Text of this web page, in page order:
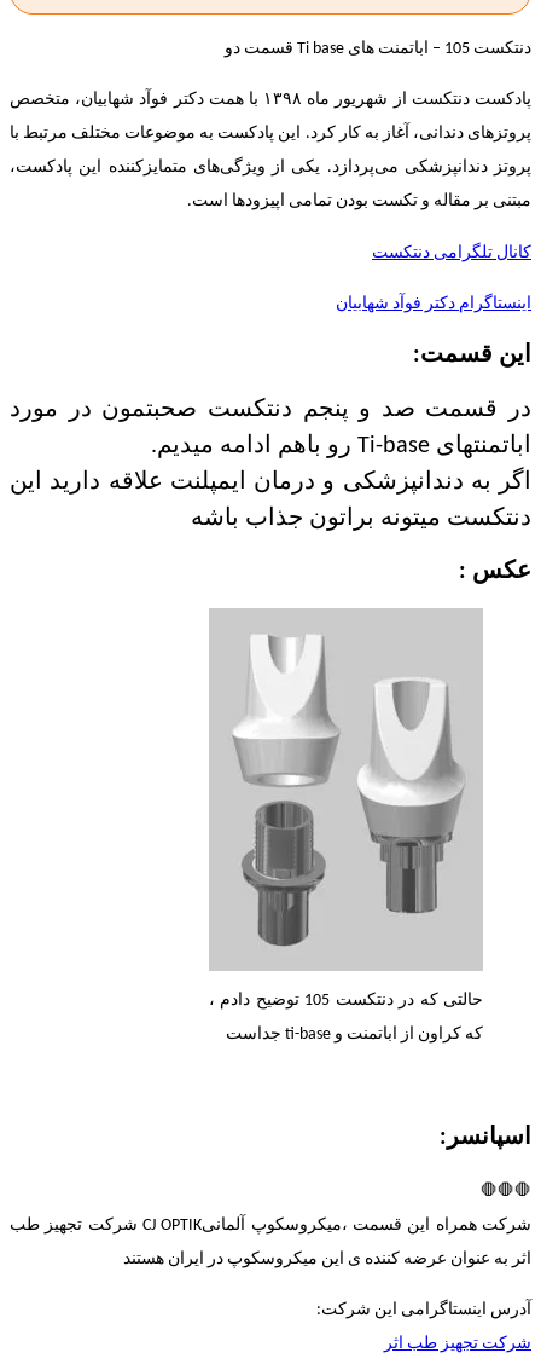
دنتکست 105 – اباتمنت های Ti base قسمت دو
پادکست دنتکست از شهریور ماه ۱۳۹۸ با همت دکتر فوآد شهابیان، متخصص
پروتزهای دندانی، آغاز به کار کرد. این پادکست به موضوعات مختلف مرتبط با
پروتز دندانپزشکی می‌پردازد. یکی از ویژگی‌های متمایزکننده این پادکست،
مبتنی بر مقاله و تکست بودن تمامی اپیزودها است.
کانال تلگرامی دنتکست
اینستاگرام دکتر فوآد شهابیان
این قسمت:
در قسمت صد و پنجم دنتکست صحبتمون در مورد
اباتمنتهای Ti-base رو باهم ادامه میدیم.
اگر به دندانپزشکی و درمان ایمپلنت علاقه دارید این
دنتکست میتونه براتون جذاب باشه
عکس :
حالتی که در دنتکست 105 توضیح دادم ،
که کراون از اباتمنت و ti-base جداست
اسپانسر:
🛑🛑🛑
شرکت همراه این قسمت ،میکروسکوپ آلمانیCJ OPTIK شرکت تجهیز طب
اثر به عنوان عرضه کننده ی این میکروسکوپ در ایران هستند
آدرس اینستاگرامی این شرکت:
شرکت تجهیز طب اثر